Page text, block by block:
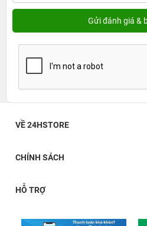
VỀ 24HSTORE
CHÍNH SÁCH
HỖ TRỢ